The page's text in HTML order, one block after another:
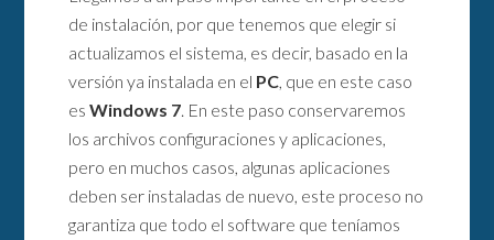
de instalación, por que tenemos que elegir si
actualizamos el sistema, es decir, basado en la
versión ya instalada en el PC , que en este caso
esWindows 7 . En este paso conservaremos
los archivos configuraciones y aplicaciones,
pero en muchos casos, algunas aplicaciones
deben ser instaladas de nuevo, este proceso no
garantiza que todo el software que teníamos